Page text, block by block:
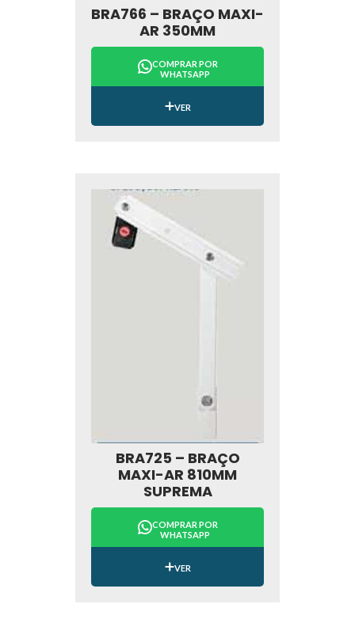
BRA766 – BRAÇO MAXI-
AR 350MM
COMPRAR POR
WHATSAPP
VER
BRA725 – BRAÇO
MAXI-AR 810MM
SUPREMA
COMPRAR POR
WHATSAPP
VER